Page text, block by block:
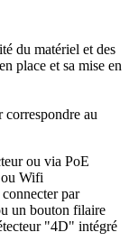
du matériel et des
place et sa mise en
correspondre au
ou via PoE
Wifi
par
un bouton filaire
"4D" intégré